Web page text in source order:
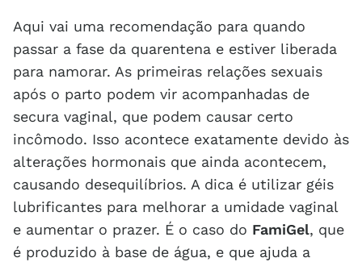
Aqui vai uma recomendação para quando
passar a fase da quarentena e estiver liberada
para namorar. As primeiras relações sexuais
após o parto podem vir acompanhadas de
secura vaginal, que podem causar certo
incômodo. Isso acontece exatamente devido às
alterações hormonais que ainda acontecem,
causando desequilíbrios. A dica é utilizar géis
lubrificantes para melhorar a umidade vaginal
e aumentar o prazer. É o caso do FamiGel, que
é produzido à base de água, e que ajuda a